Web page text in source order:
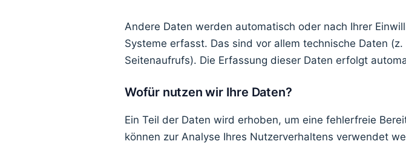
Andere Daten werden automatisch oder nach Ihrer
Systeme erfasst. Das sind vor allem technische Daten
Seitenaufrufs). Die Erfassung dieser Daten erfolgt
Wofür nutzen wir Ihre Daten?
Ein Teil der Daten wird erhoben, um eine fehlerfreie
können zur Analyse Ihres Nutzerverhaltens verwendet